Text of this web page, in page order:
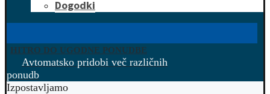
Dogodki
HITRO DO UGODNE PONUDBE
Avtomatsko pridobi več različnih
ponudb
Izpostavljamo